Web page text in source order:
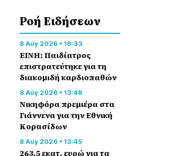
Ροή Eιδήσεων
8 Αύγ 2026 • 16:33
ΕΙΝΗ: Παιδίατρος
επιστρατεύτηκε για τη
διακομιδή καρδιοπαθών
8 Αύγ 2026 • 13:48
Nικηφόρα πρεμιέρα στα
Γιάννενα για την Εθνική
Κορασίδων
8 Αύγ 2026 • 13:45
263,5 εκατ. ευρώ για τα